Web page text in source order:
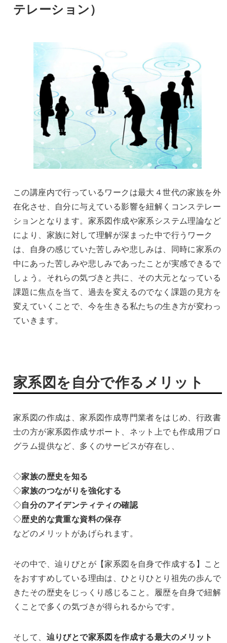
テレーション）
この講座内で行っているワークは最大４世代の家族を外
在化させ、自分に与えている影響を紐解くコンステレー
ションとなります。家系図作成や家系システム理論など
により、家族に対して理解が深まった中で行うワーク
は、自身の感じていた苦しみや悲しみは、同時に家系の
中にあった苦しみや悲しみであったことが実感できるで
しょう。それらの気づきと共に、その大元となっている
課題に焦点を当て、過去を変えるのでなく課題の見方を
変えていくことで、今を生きる私たちの生き方が変わっ
ていきます。
家系図を自分で作るメリット
家系図の作成は、家系図作成専門業者をはじめ、行政書
士の方が家系図作成サポート、ネット上でも作成用プロ
グラム提供など、多くのサービスが存在し、
◇家族の歴史を知る
◇家族のつながりを強化する
◇自分のアイデンティティの確認
◇歴史的な貴重な資料の保存
などのメリットがあげられます。
その中で、辿りびとが【家系図を自身で作成する】こと
をおすすめしている理由は、ひとりひとり祖先の歩んで
きたその歴史をじっくり感じること。履歴を自身で紐解
くことで多くの気づきが得られるからです。
そして、 辿りびとで家系図を作成する最大のメリット